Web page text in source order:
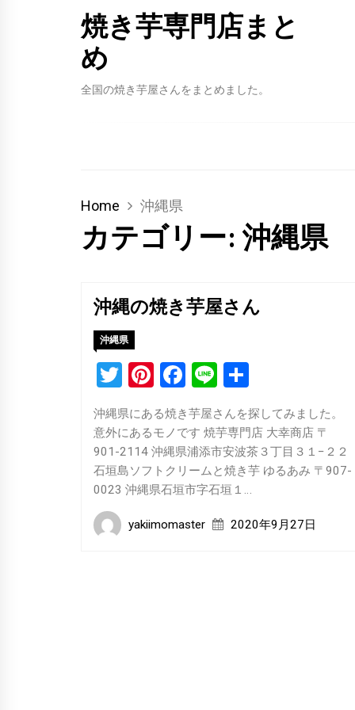
焼き芋専門店まと
め
全国の焼き芋屋さんをまとめました。
Home 沖縄県
カテゴリー:沖縄県
沖縄の焼き芋屋さん
沖縄県
Twitter
Pinterest
Facebook
Line
有
沖縄県にある焼き芋屋さんを探してみました。
意外にあるモノです 焼芋専門店 大幸商店 〒
901-2114 沖縄県浦添市安波茶３丁目３１−２２
石垣島ソフトクリームと焼き芋 ゆるあみ 〒907-
0023 沖縄県石垣市字石垣１…
yakiimomaster 2020年9月27日